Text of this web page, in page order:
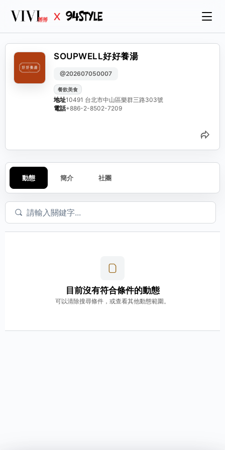
SOUPWELL好好養湯
@202607050007
餐飲美食
地址10491 台北市中山區樂群三路303號
電話+886-2-8502-7209
分
動態 簡介 社團
目前沒有符合條件的動態
可以清除搜尋條件，或查看其他動態範圍。